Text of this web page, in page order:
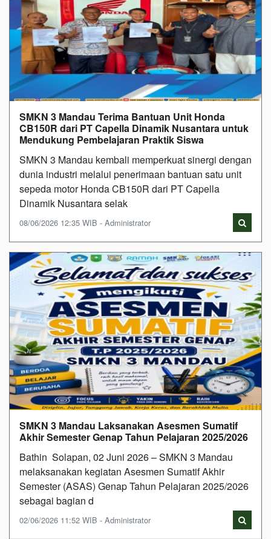
SMKN 3 Mandau Terima Bantuan Unit Honda
CB150R dari PT Capella Dinamik Nusantara untuk
Mendukung Pembelajaran Praktik Siswa
SMKN 3 Mandau kembali memperkuat sinergi dengan
dunia industri melalui penerimaan bantuan satu unit
sepeda motor Honda CB150R dari PT Capella
Dinamik Nusantara selak
08/06/2026 12:35 WIB - Administrator
SMKN 3 Mandau Laksanakan Asesmen Sumatif
Akhir Semester Genap Tahun Pelajaran 2025/2026
Bathin Solapan, 02 Juni 2026 – SMKN 3 Mandau
melaksanakan kegiatan Asesmen Sumatif Akhir
Semester (ASAS) Genap Tahun Pelajaran 2025/2026
sebagai bagian d
02/06/2026 11:52 WIB - Administrator